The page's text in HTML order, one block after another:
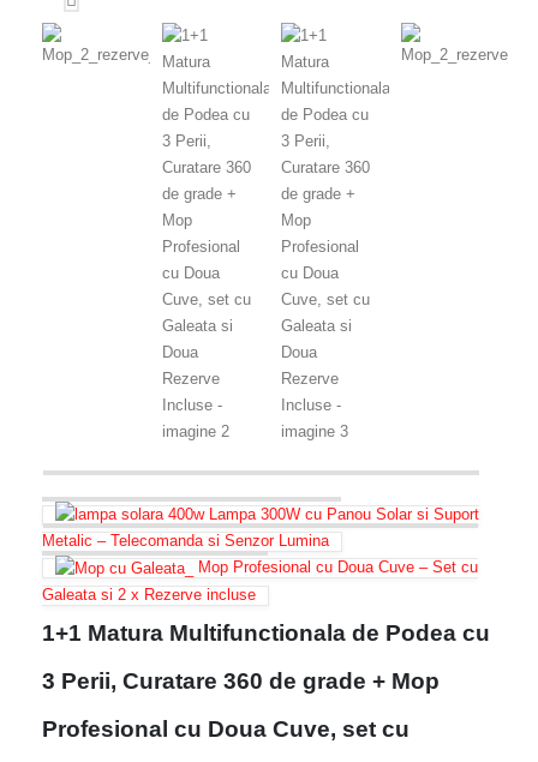
Lampa 300W cu Panou Solar si Suport
Metalic – Telecomanda si Senzor Lumina
Mop Profesional cu Doua Cuve – Set cu
Galeata si 2 x Rezerve incluse
1+1 Matura Multifunctionala de Podea cu
3 Perii, Curatare 360 de grade + Mop
Profesional cu Doua Cuve, set cu